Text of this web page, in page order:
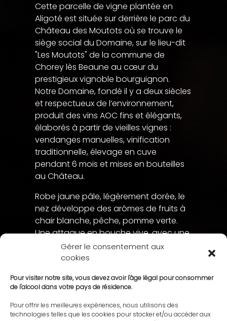
Gérer le consentement aux
cookies
Pour visiter notre site, vous devez avoir l'âge légal pour consommer
de l'alcool dans votre pays de résidence.
Pour offrir les meilleures expériences, nous utilisons des
technologies telles que les cookies pour stocker et/ou accéder aux
Cette parcelle de vigne plantée en
Aligoté est située sur derrière le parc du
Château des Moutots où se trouve le
siège social du Domaine, sur le lieu-dit
"Les Moutots" de la commune de
Chorey lès Beaune au cœur du
prestigieux vignoble bourguignon.
Notre Domaine, fondé il y a deux siècles
et respectueux de l’environnement,
produit des vins AOC fins et élégants,
élaborés à partir de vieilles vignes :
vendanges manuelles, vinification
traditionnelle, élevage en cuve
pendant 6 mois et mises en bouteilles
au Château.
Robe jaune pâle, légèrement dorée, le
nez développe des arômes de fruits à
chair blanche, pêche, pomme verte.
Une attaque en bouche vive, avec une
fraîcheur et une touche d’acidité
fruitée.
Accompagnement : Fruits de mer,
huîtres, fromages frais, viandes
blanches.
Garde : Entre 6 mois et 3 ans.